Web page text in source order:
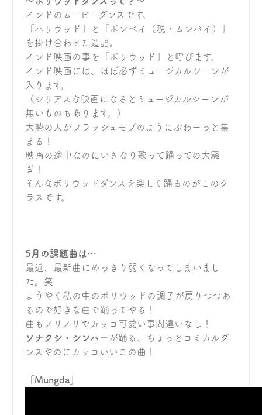
インドのムービーダンスです。
「ハリウッド」と「ボンベイ（現・ムンバイ）」
を掛け合わせた造語。
インド映画の事を「ボリウッド」と呼びます。
インド映画には、ほぼ必ずミュージカルシーンが
入ります。
（シリアスな映画になるとミュージカルシーンが
無いものもあります。）
大勢の人がフラッシュモブのようにぶわーっと集
まる！
映画の途中なのにいきなり歌って踊っての大騒
ぎ！
そんなボリウッドダンスを楽しく踊るのがこのク
ラスです。
5月の課題曲は…
最近、最新曲にめっきり弱くなってしまいまし
た。笑
ようやく私の中のボリウッドの調子が戻りつつあ
るので好きな曲で踊ってやる！
曲もノリノリでカッコ可愛い事間違いなし！
ソナクシ・シンハー が踊る、ちょっとコミカルダ
ンスやのにカッコいいこの曲！
「Mungda」